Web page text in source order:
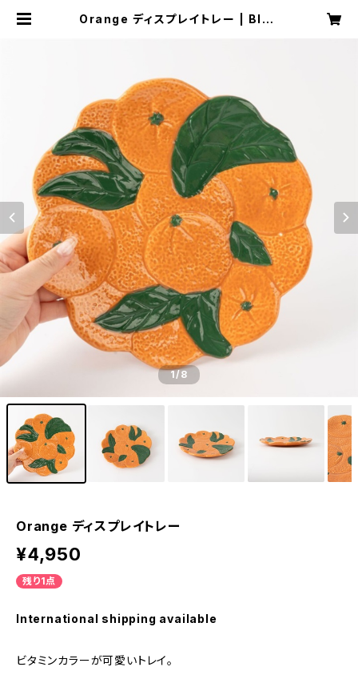
Orange ディスプレイトレー | Bles
1/8
Orange ディスプレイトレー
¥4,950
残り1点
International shipping available
ビタミンカラーが可愛いトレイ。